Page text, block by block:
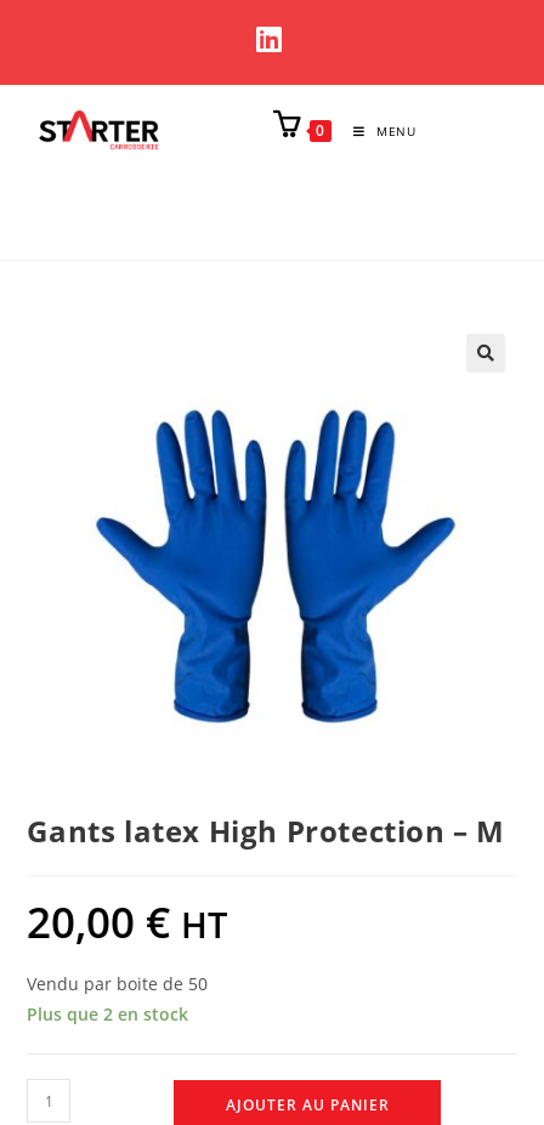
0 MENU
Gants latex High Protection – M
20,00 € HT
Vendu par boite de 50
Plus que 2 en stock
AJOUTER AU PANIER